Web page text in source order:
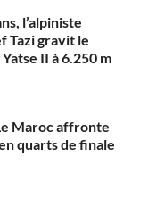
l’alpiniste
Tazi gravit le
II à 6.250 m
Maroc affronte
quarts de finale